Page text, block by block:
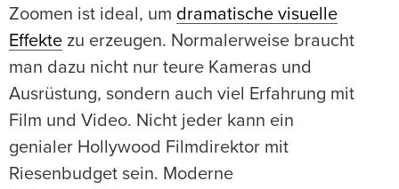
Zoomen ist ideal, um dramatische visuelle
Effekte zu erzeugen. Normalerweise braucht
man dazu nicht nur teure Kameras und
Ausrüstung, sondern auch viel Erfahrung mit
Film und Video. Nicht jeder kann ein
genialer Hollywood Filmdirektor mit
Riesenbudget sein. Moderne